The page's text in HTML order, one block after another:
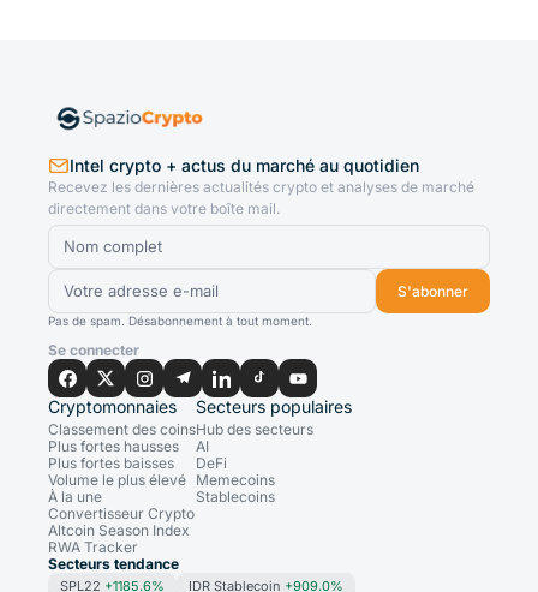
Intel crypto + actus du marché au quotidien
Recevez les dernières actualités crypto et analyses de marché
directement dans votre boîte mail.
S'abonner
Pas de spam. Désabonnement à tout moment.
Se connecter
Cryptomonnaies
Classement des coins
Plus fortes hausses
Plus fortes baisses
Volume le plus élevé
À la une
Convertisseur Crypto
Altcoin Season Index
RWA Tracker
Secteurs populaires
Hub des secteurs
AI
DeFi
Memecoins
Stablecoins
Secteurs tendance
SPL22 +1185.6% IDR Stablecoin +909.0%